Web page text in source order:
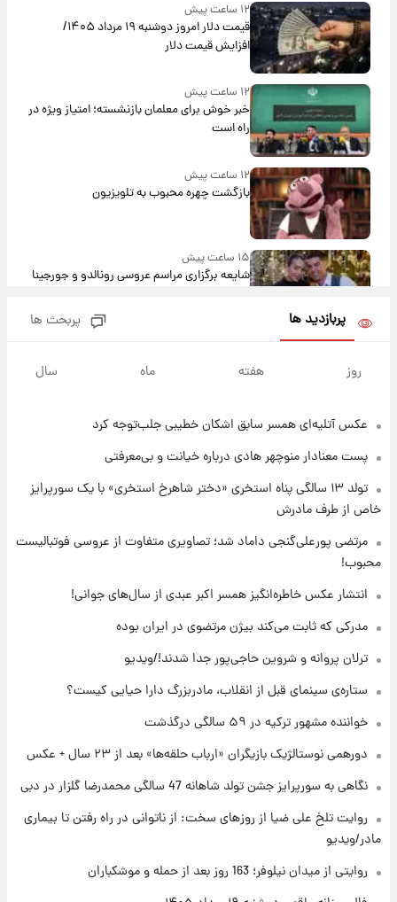
۱۲ ساعت پیش
قیمت دلار امروز دوشنبه ۱۹ مرداد ۱۴۰۵/
افزایش قیمت دلار
۱۲ ساعت پیش
خبر خوش برای معلمان بازنشسته؛ امتیاز ویژه در
راه است
۱۲ ساعت پیش
بازگشت چهره محبوب به تلویزیون
۱۵ ساعت پیش
شایعه برگزاری مراسم عروسی رونالدو و جورجینا
۲۳ ساعت پیش
۲۱ ساعت پیش
فال قهوه روزانه دوشنبه ۱۹ مرداد ماه ۱۴۰۵
فال روزانه واقعی دوشنبه ۱۹ مرداد ۱۴۰۵
۱ روز پیش
شد
پربازدید ها پربحث ها
روز هفته ماه سال
عکس‌ آتلیه‌ای همسر سابق اشکان خطیبی جلب‌توجه کرد
پست معنادار منوچهر هادی درباره خیانت و بی‌معرفتی
تولد ۱۳ سالگی پناه استخری «دختر شاهرخ استخری» با یک سورپرایز
خاص از طرف مادرش
مرتضی پورعلی‌گنجی داماد شد؛ تصاویری متفاوت از عروسی فوتبالیست
محبوب!
انتشار عکس خاطره‌انگیز همسر اکبر عبدی از سال‌های جوانی!
مدرکی که ثابت می‌کند بیژن مرتضوی در ایران بوده
ترلان پروانه و شروین حاجی‌پور جدا شدند!/ویدیو
ستاره‌ی سینمای قبل از انقلاب، مادربزرگ دارا حیایی کیست؟
خواننده مشهور ترکیه در ۵۹ سالگی درگذشت
دورهمی نوستالژیک بازیگران «ارباب حلقه‌ها» بعد از ۲۳ سال + عکس
نگاهی به سورپرایز جشن تولد شاهانه 47 سالگی محمدرضا گلزار در دبی
روایت تلخ علی ضیا از روزهای سخت: از ناتوانی در راه رفتن تا بیماری
مادر/ویدیو
روایتی از میدان نیلوفر؛ 163 روز بعد از حمله و موشکباران